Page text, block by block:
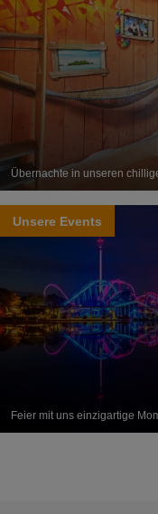
Übernachte in unseren
Unsere Events
Feier mit uns einzigartige